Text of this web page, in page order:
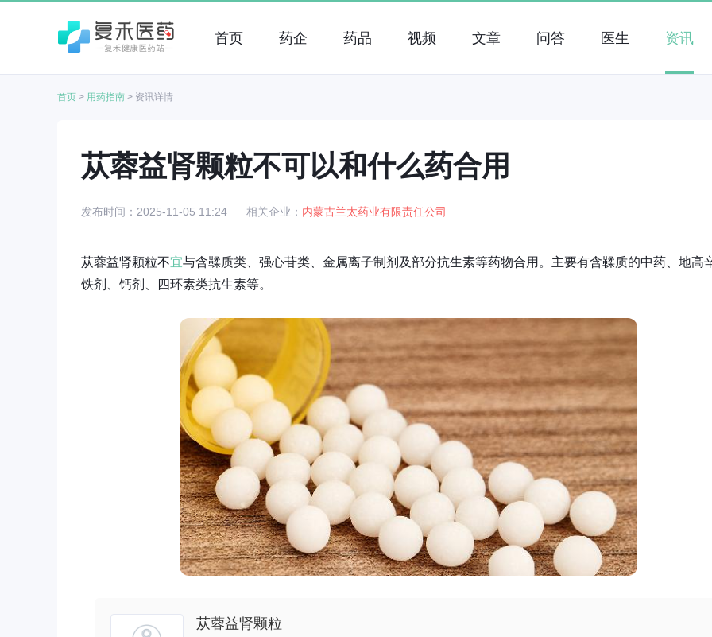
首页 药企 药品 视频 文章 问答 医生 资讯
首页 > 用药指南 > 资讯详情
苁蓉益肾颗粒不可以和什么药合用
发布时间：2025-11-05 11:24 相关企业： 内蒙古兰太药业有限责任公司
苁蓉益肾颗粒不宜与含鞣质类、强心苷类、金属离子制剂及部分抗生素等药物合用。主要有含鞣质的中药、地高
铁剂、钙剂、四环素类抗生素等。
苁蓉益肾颗粒